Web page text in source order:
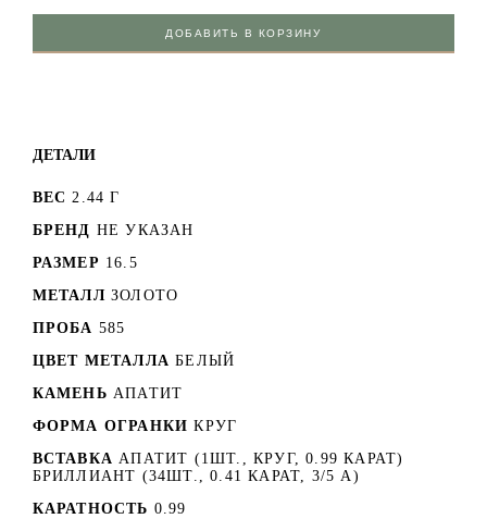
ДОБАВИТЬ В КОРЗИНУ
ДЕТАЛИ
ВЕС 2.44 Г
БРЕНД НЕ УКАЗАН
РАЗМЕР 16.5
МЕТАЛЛ ЗОЛОТО
ПРОБА 585
ЦВЕТ МЕТАЛЛА БЕЛЫЙ
КАМЕНЬ АПАТИТ
ФОРМА ОГРАНКИ КРУГ
ВСТАВКА АПАТИТ (1ШТ., КРУГ, 0.99 КАРАТ)
БРИЛЛИАНТ (34ШТ., 0.41 КАРАТ, 3/5 А)
КАРАТНОСТЬ 0.99